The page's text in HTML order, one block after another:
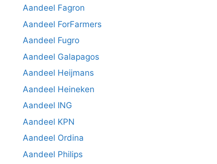
Aandeel Fagron
Aandeel ForFarmers
Aandeel Fugro
Aandeel Galapagos
Aandeel Heijmans
Aandeel Heineken
Aandeel ING
Aandeel KPN
Aandeel Ordina
Aandeel Philips